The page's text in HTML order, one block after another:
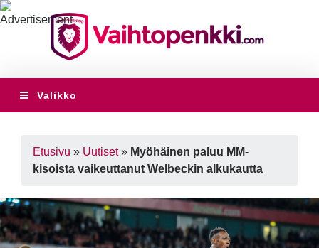
Valikko
Etusivu » Uutiset» Myöhäinen paluu MM-
kisoista vaikeuttanut Welbeckin alkukautta